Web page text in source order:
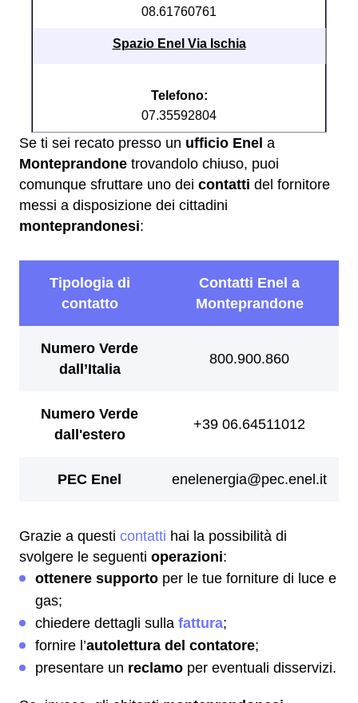
08.61760761
Spazio Enel Via Ischia
Telefono:
07.35592804
Se ti sei recato presso un ufficio Enel a
Monteprandone trovandolo chiuso, puoi
comunque sfruttare uno dei contatti del fornitore
messi a disposizione dei cittadini
monteprandonesi:
Grazie a questi contatti hai la possibilità di
svolgere le seguenti operazioni:
ottenere supporto per le tue forniture di luce e
gas;
chiedere dettagli sulla fattura;
fornire l’autolettura del contatore;
presentare un reclamo per eventuali disservizi.